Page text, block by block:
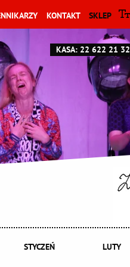
KONTAKT SKLEP
KASA: 22 622 21 32
STYCZEŃ LUTY